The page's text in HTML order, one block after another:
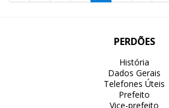
PERDÕES
História
Dados Gerais
Telefones Úteis
Prefeito
Vice-prefeito